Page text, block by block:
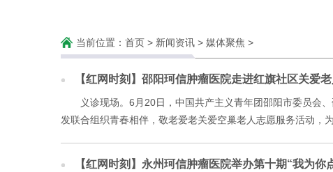
当前位置： 首页 > 新闻资讯 > 媒体聚焦 >
【红网时刻】邵阳珂信肿瘤医院走进红旗社区关爱
义诊现场。6月20日，中国共产主义青年团邵阳市委员会
发联合组织青春相伴，敬老爱老关爱空巢老人志愿服务活动，
【红网时刻】永州珂信肿瘤医院举办第十期“我为你